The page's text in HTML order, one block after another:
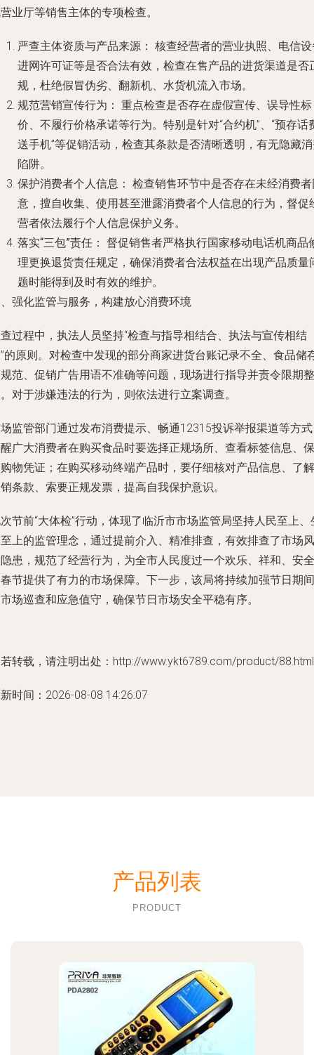
业厅等销售主体的专项检查。
严查主体资质与产品来源： 核查经营者的营业执照、电信
进网许可证等是否合法有效，检查在售产品的进货渠道是否
规，杜绝假冒伪劣、翻新机、水货机流入市场。
规范营销宣传行为： 重点检查是否存在虚假宣传、误导性标
价、不履行价格承诺等行为。特别是针对“合约机”、“预存话
送手机”等促销活动，检查其条款是否清晰透明，有无隐藏
陷阱。
保护消费者个人信息： 检查销售环节中是否存在未经消费
意，擅自收集、使用甚至泄露消费者个人信息的行为，督促
营者依法履行个人信息保护义务。
落实“三包”责任： 督促销售者严格执行国家移动电话机商品
理更换退货责任规定，确保消费者合法权益在出现产品质量
题时能得到及时有效的维护。
强化监管与服务，构建放心消费环境
过程中，执法人员坚持“检查与指导相结合、执法与宣传相结
的原则。对检查中发现的部分商家进货台账记录不全、食品储
范、促销广告用语不准确等问题，现场进行指导并责令限期整
对于涉嫌违法的行为，则依法进行立案调查。
监管部门通过发布消费提示、畅通12315投诉举报渠道等方
广大消费者在购买食品时要选择正规场所、查看标签信息、保
物凭证；在购买移动终端产品时，要仔细核对产品信息、了解
条款、索要正规发票，提高自我保护意识。
节前“大体检”行动，体现了临沂市市场监管局坚持人民至上、
上的监管理念，通过提前介入、精准排查，有效排查了市场风
患，规范了经营行为，为全市人民度过一个欢乐、祥和、安全
节提供了有力的市场保障。下一步，该局将持续加强节日期间
场巡查和应急值守，确保节日市场安全平稳有序。
转载，请注明出处：http://www.ykt6789.com/product/88.html
时间：2026-08-08 14:26:07
产品列表
PRODUCT